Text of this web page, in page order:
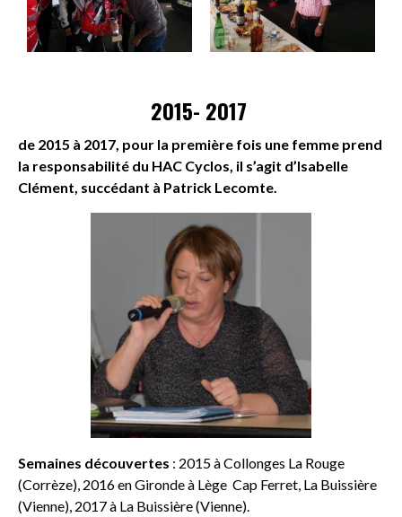
2015- 2017
de 2015 à 2017, pour la première fois une femme prend
la responsabilité du HAC Cyclos, il s’agit d’Isabelle
Clément, succédant à Patrick Lecomte.
Semaines découvertes : 2015 à Collonges La Rouge
(Corrèze), 2016 en Gironde à Lège Cap Ferret, La Buissière
(Vienne), 2017 à La Buissière (Vienne).